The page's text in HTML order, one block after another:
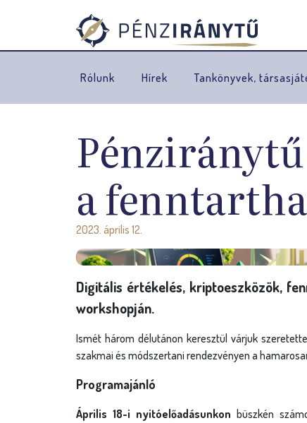
Rólunk Hírek Tankönyvek,
a
2023. április 12.
Digitális értékelés, kriptoeszközök,
workshopján.
Ismét három délutánon keresztül várjuk
szakmai és módszertani rendezvényen a
Programajánló
Április 18-i nyitóelőadásunkon büszkén